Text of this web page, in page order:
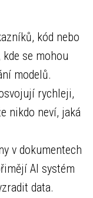
kód nebo
se mohou
modelů.
rychleji,
nikdo neví, jaká
v dokumentech
AI systém
data.